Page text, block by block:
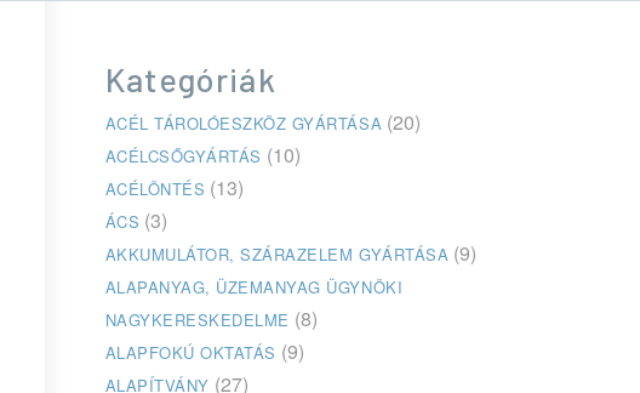
Kategóriák
ACÉL TÁROLÓESZKÖZ GYÁRTÁSA (20)
ACÉLCSŐGYÁRTÁS (10)
ACÉLÖNTÉS (13)
ÁCS (3)
AKKUMULÁTOR, SZÁRAZELEM GYÁRTÁSA (9)
ALAPANYAG, ÜZEMANYAG ÜGYNÖKI
NAGYKERESKEDELME (8)
ALAPFOKÚ OKTATÁS (9)
ALAPÍTVÁNY (27)